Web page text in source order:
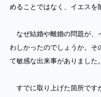
めることではなく、イエスを
なぜ結婚や離婚の問題が、
わしかったのでしょうか。そ
て敏感な出来事がありました。
すでに取り上げた箇所です